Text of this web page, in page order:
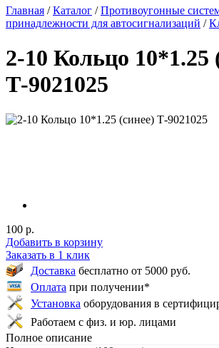
Главная /Каталог /Противоугонные
принадлежности для автосигнализаций /
2-10 Кольцо 10*1.25
Т-9021025
100 р.
Добавить в корзину
Заказать в 1 клик
Доставка бесплатно от 5000 руб.
Оплата при получении*
Установка оборудования в
Работаем с физ. и юр. лицами
Полное описание